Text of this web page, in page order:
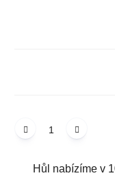
Hůl nabízíme v